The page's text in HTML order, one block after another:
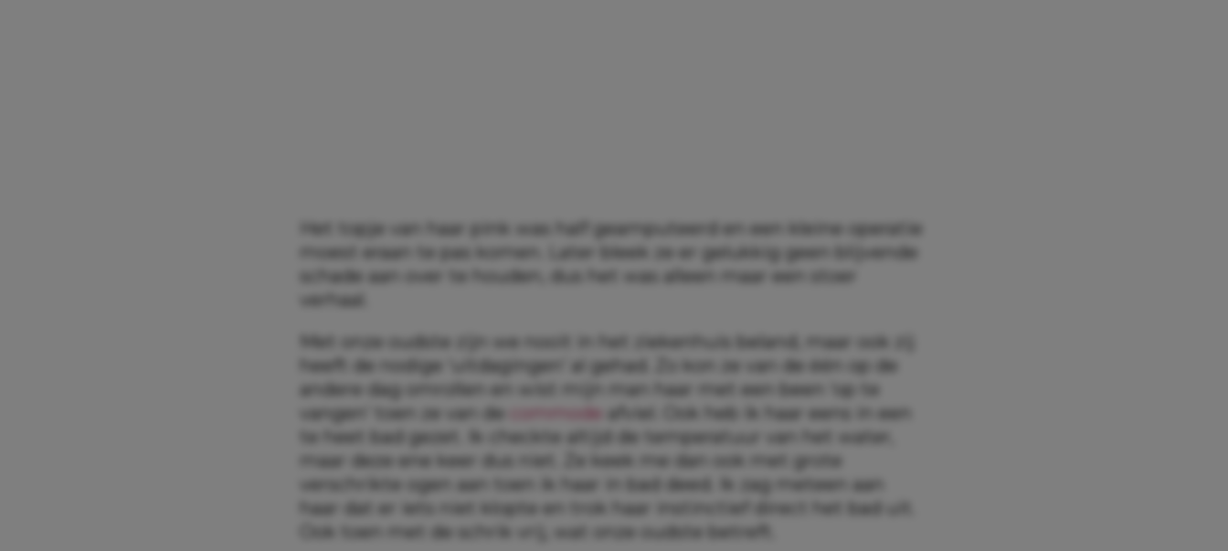
Het topje van haar pink was half geamputeerd en een kleine operatie
moest eraan te pas komen. Later bleek ze er gelukkig geen blijvende
schade aan over te houden, dus het was alleen maar een stoer
verhaal.
Met onze oudste zijn we nooit in het ziekenhuis beland, maar ook zij
heeft de nodige ‘uitdagingen’ al gehad. Zo kon ze van de één op de
andere dag omrollen en wist mijn man haar met een been ‘op te
vangen’ toen ze van de
commode afviel. Ook heb ik haar eens in een
te heet bad gezet. Ik checkte altijd de temperatuur van het water,
maar deze ene keer dus niet. Ze keek me dan ook met grote
verschrikte ogen aan toen ik haar in bad deed. Ik zag meteen aan
haar dat er iets niet klopte en trok haar instinctief direct het bad uit.
Ook toen met de schrik vrij, wat onze oudste betreft.